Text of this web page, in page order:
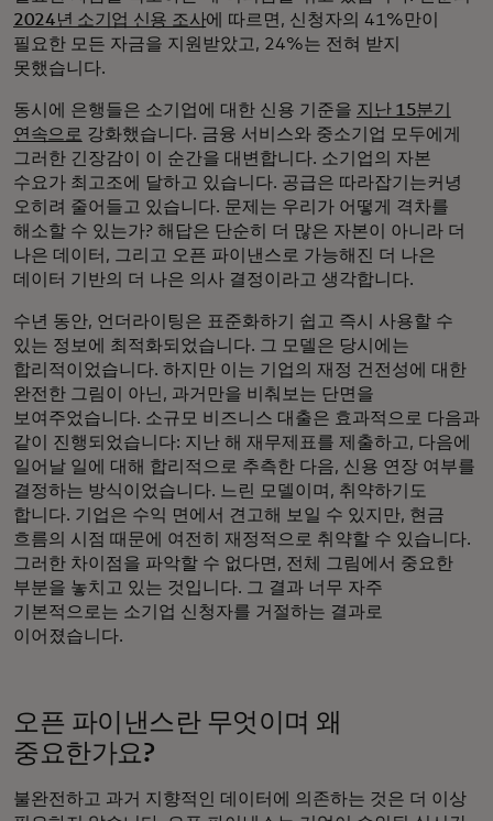
2024년 소기업 신용 조사에 따르면, 신청자의 41%만이
필요한 모든 자금을 지원받았고, 24%는 전혀 받지
못했습니다.
동시에 은행들은 소기업에 대한 신용 기준을 지난 15분기
연속으로 강화했습니다. 금융 서비스와 중소기업 모두에게
그러한 긴장감이 이 순간을 대변합니다. 소기업의 자본
수요가 최고조에 달하고 있습니다. 공급은 따라잡기는커녕
오히려 줄어들고 있습니다. 문제는 우리가 어떻게 격차를
해소할 수 있는가? 해답은 단순히 더 많은 자본이 아니라 더
나은 데이터, 그리고 오픈 파이낸스로 가능해진 더 나은
데이터 기반의 더 나은 의사 결정이라고 생각합니다.
수년 동안, 언더라이팅은 표준화하기 쉽고 즉시 사용할 수
있는 정보에 최적화되었습니다. 그 모델은 당시에는
합리적이었습니다. 하지만 이는 기업의 재정 건전성에 대한
완전한 그림이 아닌, 과거만을 비춰보는 단면을
보여주었습니다. 소규모 비즈니스 대출은 효과적으로 다음과
같이 진행되었습니다: 지난 해 재무제표를 제출하고, 다음에
일어날 일에 대해 합리적으로 추측한 다음, 신용 연장 여부를
결정하는 방식이었습니다. 느린 모델이며, 취약하기도
합니다. 기업은 수익 면에서 견고해 보일 수 있지만, 현금
흐름의 시점 때문에 여전히 재정적으로 취약할 수 있습니다.
그러한 차이점을 파악할 수 없다면, 전체 그림에서 중요한
부분을 놓치고 있는 것입니다. 그 결과 너무 자주
기본적으로는 소기업 신청자를 거절하는 결과로
이어졌습니다.
오픈 파이낸스란 무엇이며 왜
중요한가요?
불완전하고 과거 지향적인 데이터에 의존하는 것은 더 이상